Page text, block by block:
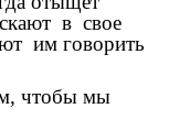
в свое
им говорить
чтобы мы